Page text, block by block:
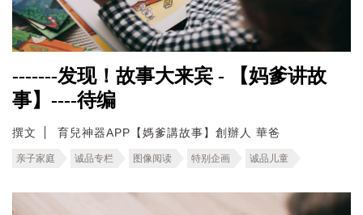
-------发现！故事大来宾 - 【妈爹讲故
事】----待编
撰文 育兒神器APP【媽爹講故事】創辦人 華爸
亲子家庭 诚品专栏 图像阅读 特别企画 诚品儿童